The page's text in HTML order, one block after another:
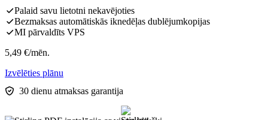
Palaid savu lietotni nekavējoties
Bezmaksas automātiskās iknedēļas dublējumkopijas
MI pārvaldīts VPS
5,49 €/mēn.
Izvēlēties plānu
30 dienu atmaksas garantija